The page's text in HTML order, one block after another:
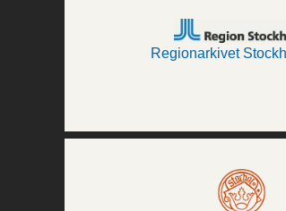
Regionarkivet